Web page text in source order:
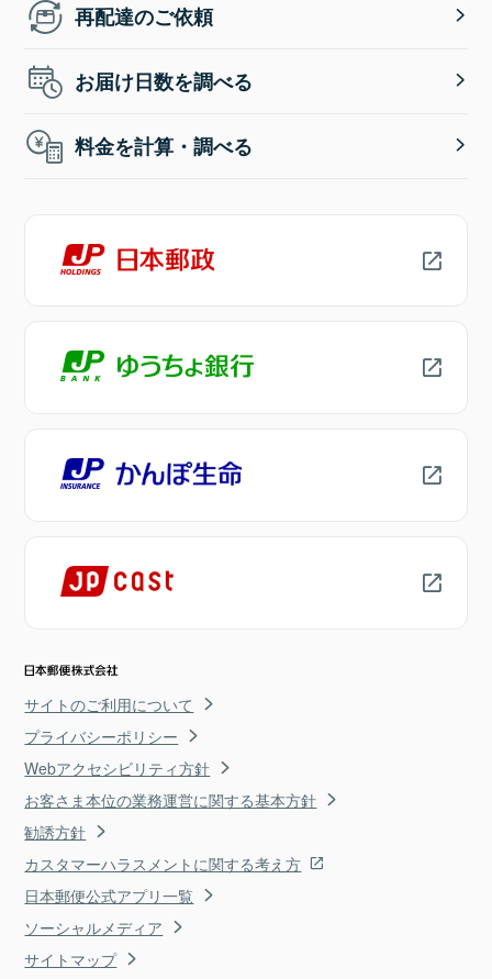
再配達のご依頼
お届け日数を調べる
料金を計算・調べる
サイトのご利用について
プライバシーポリシー
Webアクセシビリティ方針
お客さま本位の業務運営に関する基本方針
勧誘方針
カスタマーハラスメントに関する考え方
日本郵便公式アプリ一覧
ソーシャルメディア
サイトマップ